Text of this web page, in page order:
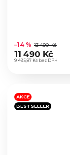
hodnocení
produktu
je
hvězdiček.
9 495,87 Kč bez DPH
–14 % 13 490 Kč
11 490 Kč
AKCE
BESTSELLER